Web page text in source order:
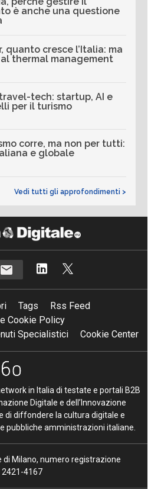
è anche una questione
quanto cresce l’Italia: ma
thermal management
tech: startup, AI e
per il turismo
corre, ma non per tutti:
e globale
Vedi tutti gli approfondimenti >
Tags
Rss Feed
Cookie Policy
Specialistici
Cookie Center
in Italia di testate e portali B2B
Digitale e dell’Innovazione
di diffondere la cultura digitale e
pubbliche amministrazioni italiane.
Milano, numero registrazione
2421-4167